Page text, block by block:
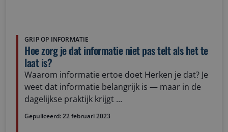
GRIP OP INFORMATIE
Hoe zorg je dat informatie niet pas telt als het te
laat is?
Waarom informatie ertoe doet Herken je dat? Je
weet dat informatie belangrijk is — maar in de
dagelijkse praktijk krijgt ...
Gepuliceerd:22 februari 2023